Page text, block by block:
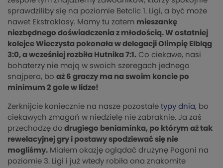
sprawdziliby się na poziomie Betclic 1. Ligi, a być może
nawet Ekstraklasy. Mamy tu zatem mieszankę
niezbędnego doświadczenia z młodością. W ostatniej
kolejce Wieczysta pokonała w delegacji Olimpię Elbląg
3:0, a wcześniej rozbiła Hutnika 7:1. Co ciekawe, nasi
bohaterzy nie mają w swoich szeregach jednego
snajpera, bo aż 6 graczy ma na swoim koncie po
minimum 2 gole w lidze!
Zerknijcie koniecznie na nasze pozostałe typy dnia, bo
ciekawych zmagań w niedzielę nie zabraknie. Ja zaś
przechodzę do drugiego beniaminka, po którym aż tak
rewelacyjnej gry i postawy spodziewać się nie
mogliśmy. Miałem okazję oglądać drużynę Pogoni na
poziomie 3. Ligi i już wtedy robiła ona znakomite